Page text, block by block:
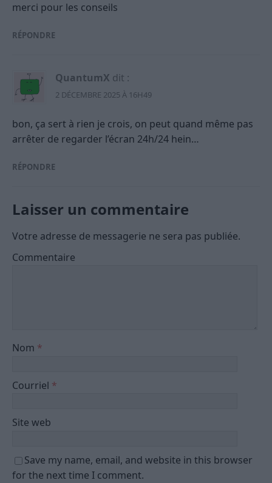
merci pour les conseils
RÉPONDRE
QuantumX dit :
2 DÉCEMBRE 2025 À 16H49
bon, ça sert à rien je crois, on peut quand même pas
arrêter de regarder l’écran 24h/24 hein…
RÉPONDRE
Laisser un commentaire
Votre adresse de messagerie ne sera pas publiée.
Commentaire
Nom *
Courriel *
Site web
Save my name, email, and website in this browser
for the next time I comment.